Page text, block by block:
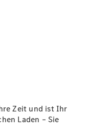
Zeit und ist Ihr
Laden – Sie